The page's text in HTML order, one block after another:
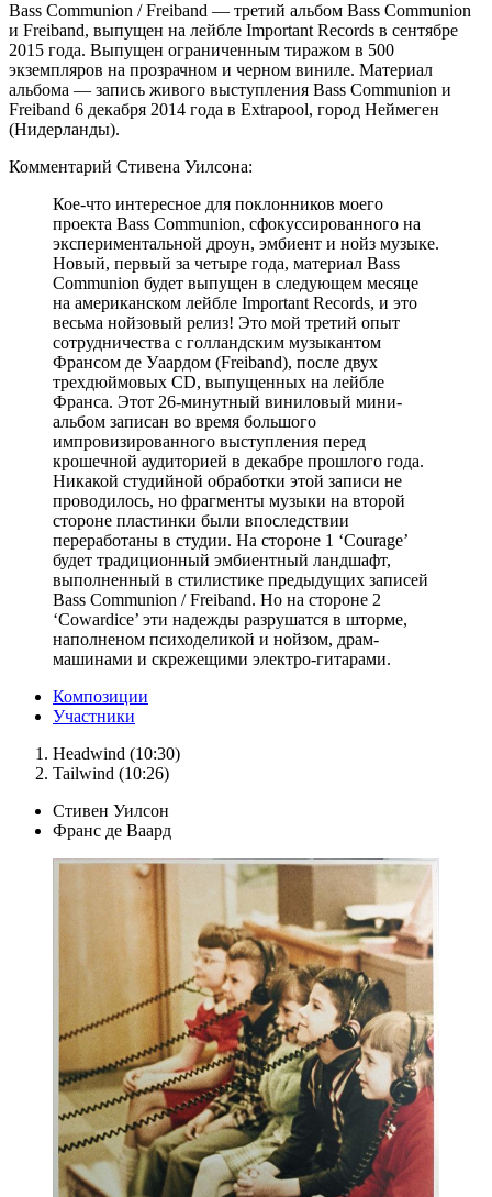
Bass Communion / Freiband — третий альбом Bass Communion
и Freiband, выпущен на лейбле Important Records в сентябре
2015 года. Выпущен ограниченным тиражом в 500
экземпляров на прозрачном и черном виниле. Материал
альбома — запись живого выступления Bass Communion и
Freiband 6 декабря 2014 года в Extrapool, город Неймеген
(Нидерланды).
Комментарий Стивена Уилсона:
Кое-что интересное для поклонников моего
проекта Bass Communion, сфокуссированного на
экспериментальной дроун, эмбиент и нойз музыке.
Новый, первый за четыре года, материал Bass
Communion будет выпущен в следующем месяце
на американском лейбле Important Records, и это
весьма нойзовый релиз! Это мой третий опыт
сотрудничества с голландским музыкантом
Франсом де Уаардом (Freiband), после двух
трехдюймовых CD, выпущенных на лейбле
Франса. Этот 26-минутный виниловый мини-
альбом записан во время большого
импровизированного выступления перед
крошечной аудиторией в декабре прошлого года.
Никакой студийной обработки этой записи не
проводилось, но фрагменты музыки на второй
стороне пластинки были впоследствии
переработаны в студии. На стороне 1 ‘Courage’
будет традиционный эмбиентный ландшафт,
выполненный в стилистике предыдущих записей
Bass Communion / Freiband. Но на стороне 2
‘Cowardice’ эти надежды разрушатся в шторме,
наполненом психоделикой и нойзом, драм-
машинами и скрежещими электро-гитарами.
Композиции
Участники
Headwind (10:30)
Tailwind (10:26)
Стивен Уилсон
Франс де Ваард